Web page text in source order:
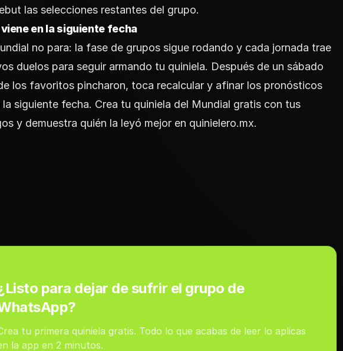
las selecciones restantes del grupo.
viene en la siguiente fecha
no para: la fase de grupos sigue rodando y cada jornada trae
duelos para seguir armando tu quiniela. Después de un sábado
los favoritos pincharon, toca recalcular y afinar los pronósticos
la siguiente fecha. Crea tu quiniela del Mundial gratis con tus
y demuestra quién la leyó mejor en quinielero.mx.
para dejar de sufrir el grupo de
tu primera quiniela gratis. Todo lo que acabas de leer lo aplicas
la app en 2 minutos.